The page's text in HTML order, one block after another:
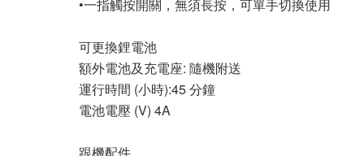
•一指觸按開關，無須長按，可單手切換使用
可更換鋰電池
額外電池及充電座: 隨機附送
運行時間 (小時):45 分鐘
電池電壓 (V) 4A